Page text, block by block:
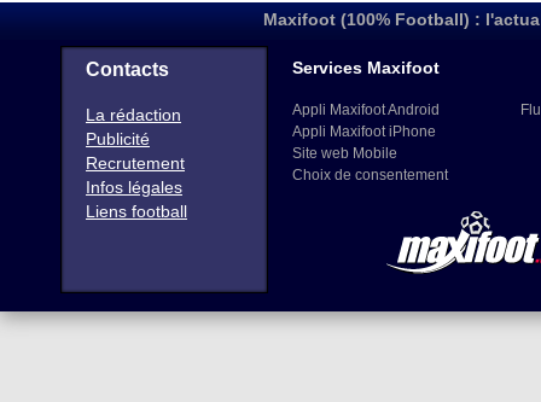
Maxifoot (100% Football) :
Contacts
La rédaction
Publicité
Recrutement
Infos légales
Liens football
Services Maxifoot
Appli Maxifoot Android
Appli Maxifoot iPhone
Site web Mobile
Choix de consentement